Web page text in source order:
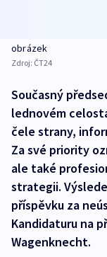
obrázek
Zdroj: ČT24
Současný
lednovém
čele strany,
Za své priority
ale také
strategii.
příspěvku za
Kandidaturu na
Wagenknecht.